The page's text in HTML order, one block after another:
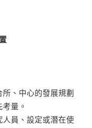
、中心的發展規劃
量。
員、設定或潛在使